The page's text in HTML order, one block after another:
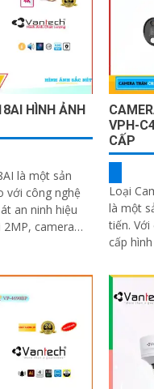
HÌNH ẢNH
là một sản
với công nghệ
an ninh hiệu
VPH-
CẤP
Loại
là một
tiến. Với độ phân giải cao 4K, nó cung
cấp hình